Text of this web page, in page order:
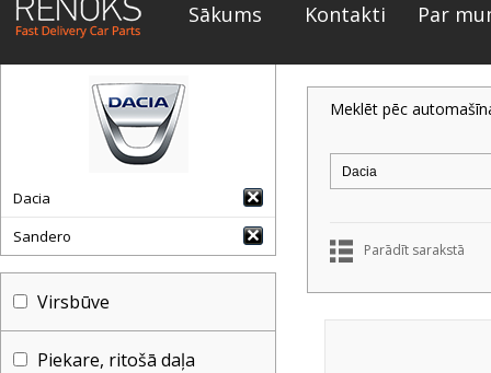
Sākums Kontakti Par
Dacia
Sandero
Virsbūve
Piekare, ritošā daļa
Meklēt pēc
Parādīt sarakstā